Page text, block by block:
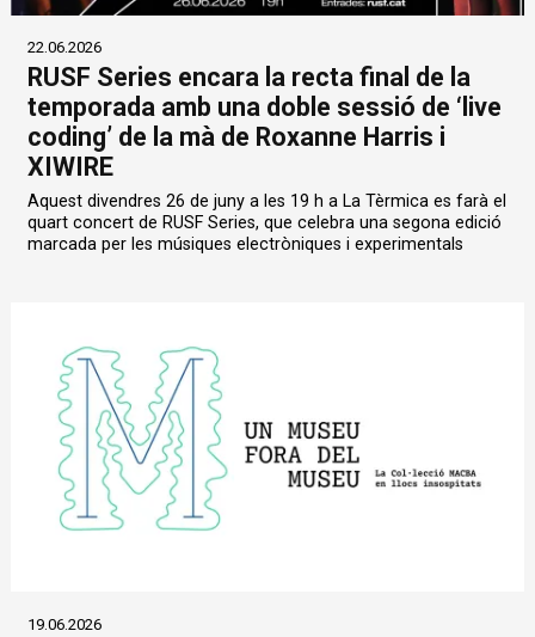
22.06.2026
RUSF Series encara la recta final de la
temporada amb una doble sessió de ‘live
coding’ de la mà de Roxanne Harris i
XIWIRE
Aquest divendres 26 de juny a les 19 h a La Tèrmica es farà el
quart concert de RUSF Series, que celebra una segona edició
marcada per les músiques electròniques i experimentals
19.06.2026